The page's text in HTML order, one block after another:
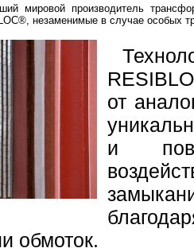
мировой производитель
незаменимые в случае особых
от
и
обмоток.